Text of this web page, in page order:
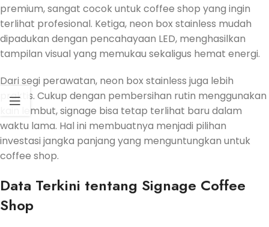
premium, sangat cocok untuk coffee shop yang ingin
terlihat profesional. Ketiga, neon box stainless mudah
dipadukan dengan pencahayaan LED, menghasilkan
tampilan visual yang memukau sekaligus hemat energi.
Dari segi perawatan, neon box stainless juga lebih
praktis. Cukup dengan pembersihan rutin menggunakan
kain lembut, signage bisa tetap terlihat baru dalam
waktu lama. Hal ini membuatnya menjadi pilihan
investasi jangka panjang yang menguntungkan untuk
coffee shop.
Data Terkini tentang Signage Coffee
Shop